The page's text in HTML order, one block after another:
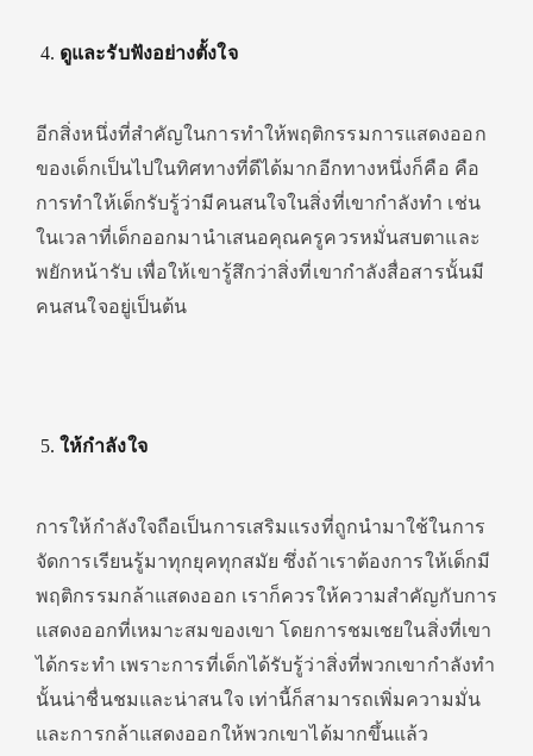
ดูและรับฟังอย่างตั้งใจ
อีกสิ่งหนึ่งที่สำคัญในการทำให้พฤติกรรมการแสดงออก
ของเด็กเป็นไปในทิศทางที่ดีได้มากอีกทางหนึ่งก็คือ คือ
การทำให้เด็กรับรู้ว่ามีคนสนใจในสิ่งที่เขากำลังทำ เช่น
ในเวลาที่เด็กออกมานำเสนอคุณครูควรหมั่นสบตาและ
พยักหน้ารับ เพื่อให้เขารู้สึกว่าสิ่งที่เขากำลังสื่อสารนั้นมี
คนสนใจอยู่เป็นต้น
ให้กำลังใจ
การให้กำลังใจถือเป็นการเสริมแรงที่ถูกนำมาใช้ในการ
จัดการเรียนรู้มาทุกยุคทุกสมัย ซึ่งถ้าเราต้องการให้เด็กมี
พฤติกรรมกล้าแสดงออก เราก็ควรให้ความสำคัญกับการ
แสดงออกที่เหมาะสมของเขา โดยการชมเชยในสิ่งที่เขา
ได้กระทำ เพราะการที่เด็กได้รับรู้ว่าสิ่งที่พวกเขากำลังทำ
นั้นน่าชื่นชมและน่าสนใจ เท่านี้ก็สามารถเพิ่มความมั่น
และการกล้าแสดงออกให้พวกเขาได้มากขึ้นแล้ว